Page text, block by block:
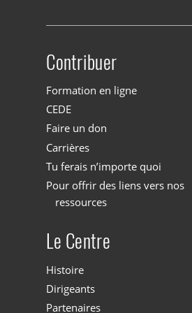
Site menu
Contribuer
Formation en ligne
CEDE
Faire un don
Carrières
Tu ferais n’importe quoi
Pour offrir des liens vers nos
ressources
Le Centre
Histoire
Dirigeants
Partenaires